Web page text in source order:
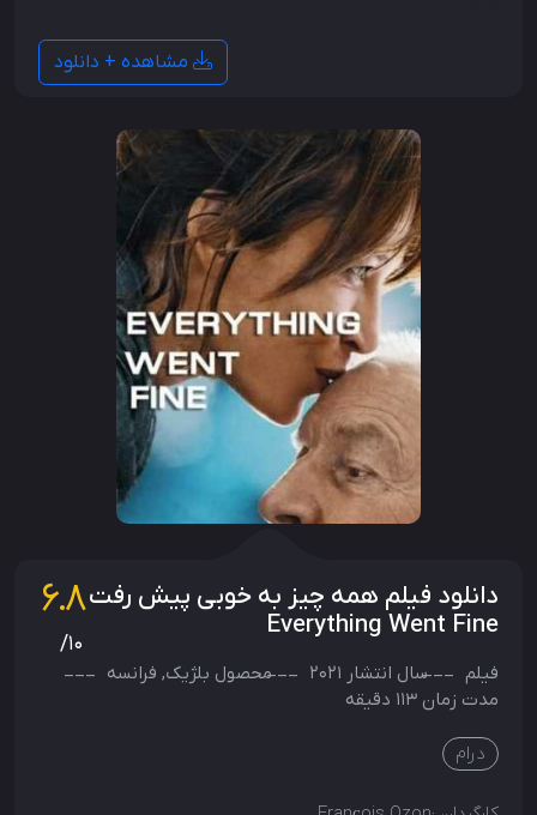
مشاهده + دانلود
دانلود فیلم همه چیز به خوبی پیش رفت
Everything Went Fine
6.8
/10
فیلم سال انتشار 2021 محصول بلژیک, فرانسه
مدت زمان 113 دقیقه
درام